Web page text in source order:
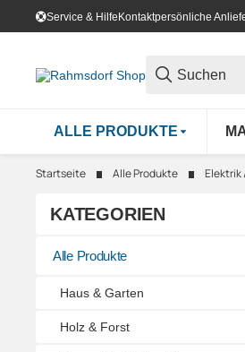
Service & HilfeKontaktpersönliche
ALLE PRODUKTE
Startseite Alle Produkte Elektrik
KATEGORIEN
Alle Produkte
Haus & Garten
Holz & Forst